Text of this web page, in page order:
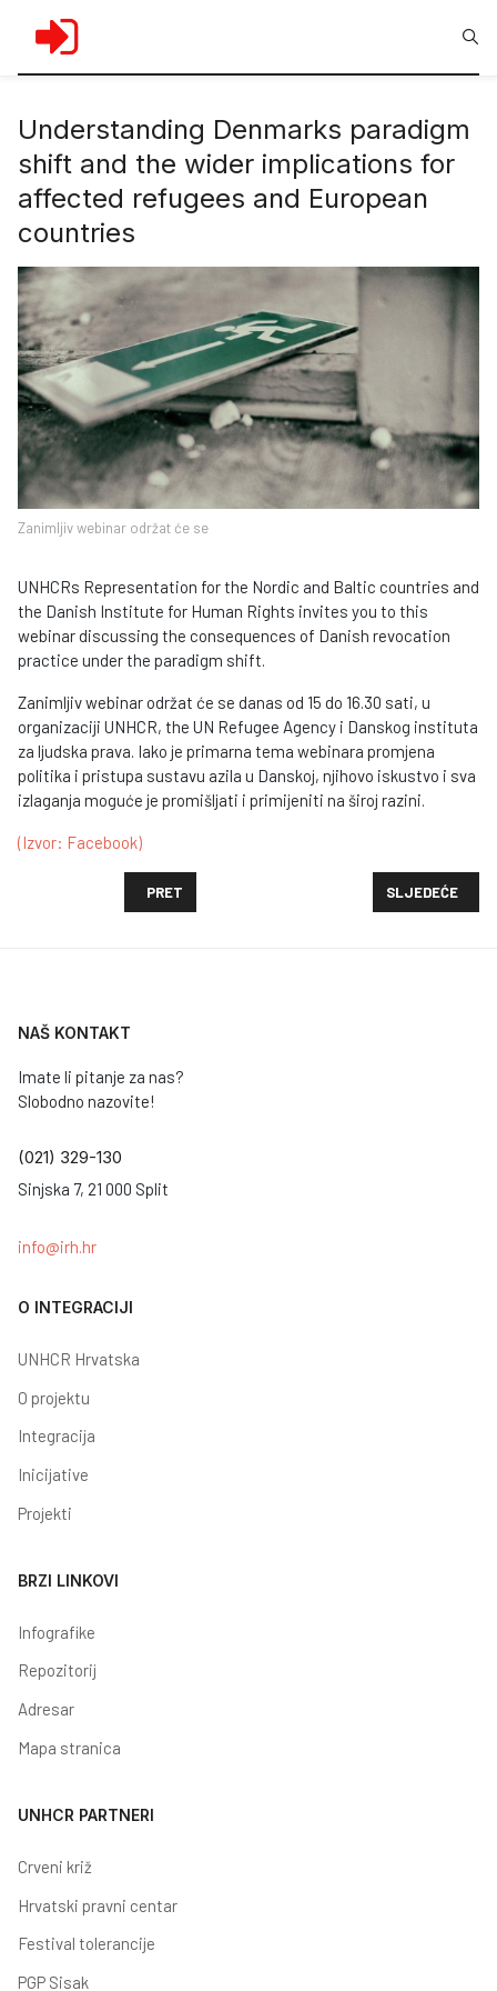
Understanding Denmarks paradigm
shift and the wider implications for
affected refugees and European
countries
Zanimljiv webinar održat će se
UNHCRs Representation for the Nordic and Baltic countries and
the Danish Institute for Human Rights invites you to this
webinar discussing the consequences of Danish revocation
practice under the paradigm shift.
Zanimljiv webinar održat će se danas od 15 do 16.30 sati, u
organizaciji UNHCR, the UN Refugee Agency i Danskog instituta
za ljudska prava. Iako je primarna tema webinara promjena
politika i pristupa sustavu azila u Danskoj, njihovo iskustvo i sva
izlaganja moguće je promišljati i primijeniti na široj razini.
(Izvor: Facebook)
PRETHODNI ČLANAK: TRAŽITI AZIL U HRVATSKOJ -
PRET SLJEDEĆI
SLJEDEĆE
NAŠ KONTAKT
Imate li pitanje za nas?
Slobodno nazovite!
(021) 329-130
Sinjska 7, 21 000 Split
info@irh.hr
O INTEGRACIJI
UNHCR Hrvatska
O projektu
Integracija
Inicijative
Projekti
BRZI LINKOVI
Infografike
Repozitorij
Adresar
Mapa stranica
UNHCR PARTNERI
Crveni križ
Hrvatski pravni centar
Festival tolerancije
PGP Sisak